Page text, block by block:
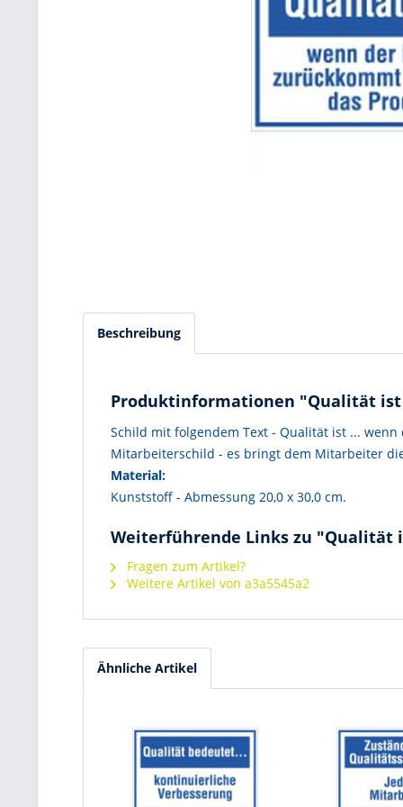
Beschreibung
Produktinformationen "Qualität ist
Schild mit folgendem Text - Qualität ist ...
Mitarbeiterschild - es bringt dem Mitarbeiter
Material:
Kunststoff - Abmessung 20,0 x 30,0 cm.
Weiterführende Links zu "Qualität
Fragen zum Artikel?
Weitere Artikel von a3a5545a2
Ähnliche Artikel